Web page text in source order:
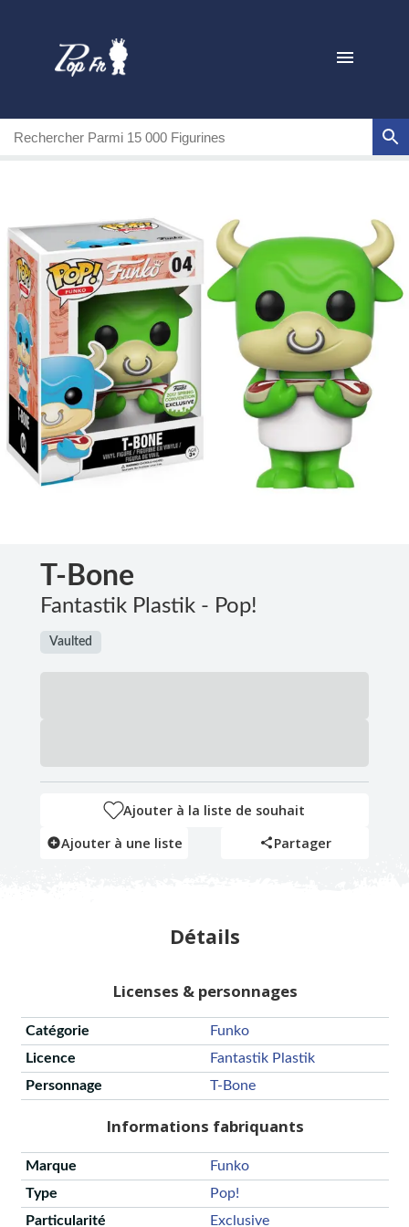
T-Bone
Fantastik Plastik - Pop!
Vaulted
Ajouter à la liste de souhait
Ajouter à une liste
Partager
Détails
Licenses & personnages
Catégorie
Funko
Licence
Fantastik Plastik
Personnage
T-Bone
Informations fabriquants
Marque
Funko
Type
Pop!
Particularité
Exclusive